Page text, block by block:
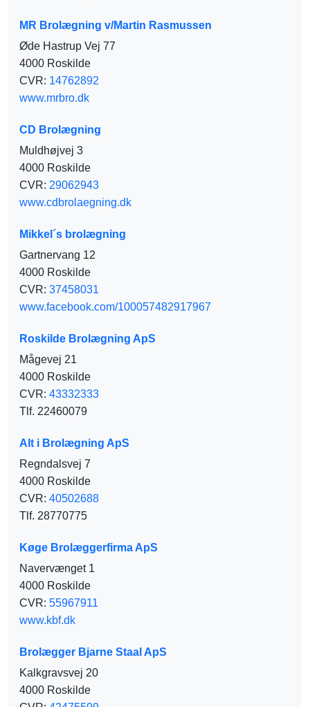
MR Brolægning v/Martin Rasmussen
Øde Hastrup Vej 77
4000 Roskilde
CVR: 14762892
www.mrbro.dk
CD Brolægning
Muldhøjvej 3
4000 Roskilde
CVR: 29062943
www.cdbrolaegning.dk
Mikkel´s brolægning
Gartnervang 12
4000 Roskilde
CVR: 37458031
www.facebook.com/100057482917967
Roskilde Brolægning ApS
Mågevej 21
4000 Roskilde
CVR: 43332333
Tlf. 22460079
Alt i Brolægning ApS
Regndalsvej 7
4000 Roskilde
CVR: 40502688
Tlf. 28770775
Køge Brolæggerfirma ApS
Navervænget 1
4000 Roskilde
CVR: 55967911
www.kbf.dk
Brolægger Bjarne Staal ApS
Kalkgravsvej 20
4000 Roskilde